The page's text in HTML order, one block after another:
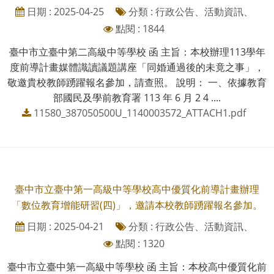
日期 : 2025-04-25
分類 : 行政公告、活動資訊、
點閱 : 1844
臺中市立臺中第二高級中等學校 函 主旨：本校辦理113學年
度前導計畫媒體識讀議題講座「同婚通過後的未竟之事」，
敬邀貴校教師踴躍報名參加，請查照。 說明： 一、依據教育
部國民及學前教育署 113 年 6 月 2 4 ....
11580_387050500U_1140003572_ATTACH1.pdf
臺中市立臺中第一高級中等學校高中優質化前導計畫辦理
「數位教育增能研習(四)」，邀請本校教師踴躍報名參加。
日期 : 2025-04-21
分類 : 行政公告、活動資訊、
點閱 : 1320
臺中市立臺中第一高級中等學校 函 主旨：本校高中優質化前